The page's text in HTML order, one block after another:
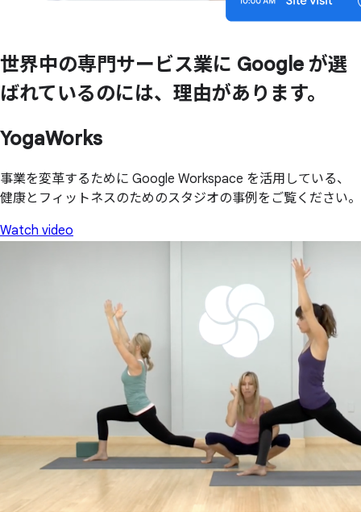
世界中の専門サービス業に Google が選
ばれているのには、 理由があります。
YogaWorks
事業を変革するために Google Workspace を活用している、
健康とフィットネスのためのスタジオの事例をご覧ください。
Watch video